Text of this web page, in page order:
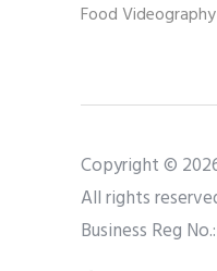
Food Videography
Copyright ©
All rights
Business Reg